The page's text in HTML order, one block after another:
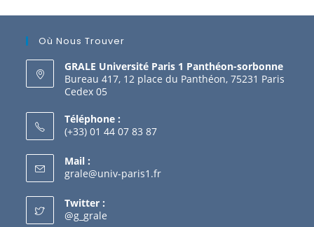
Où Nous Trouver
GRALE Université Paris 1 Panthéon-sorbonne
Bureau 417, 12 place du Panthéon, 75231 Paris
Cedex 05
Téléphone :
(+33) 01 44 07 83 87
Mail :
grale@univ-paris1.fr
Twitter :
@g_grale